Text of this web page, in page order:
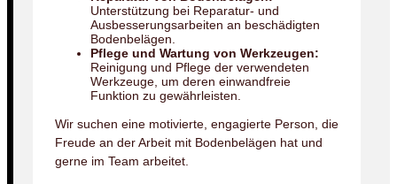
Unterstützung bei Reparatur- und
Ausbesserungsarbeiten an beschädigten
Bodenbelägen.
Pflege und Wartung von Werkzeugen:
Reinigung und Pflege der verwendeten
Werkzeuge, um deren einwandfreie
Funktion zu gewährleisten.
Wir suchen eine motivierte, engagierte Person, die
Freude an der Arbeit mit Bodenbelägen hat und
gerne im Team arbeitet.